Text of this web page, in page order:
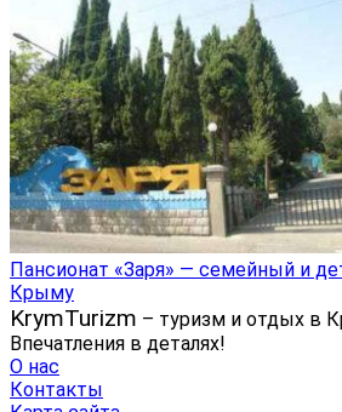
Пансионат «Заря» — cемейный и
Крыму
KrymTurizm – туризм и отдых в
Впечатления в деталях!
О нас
Контакты